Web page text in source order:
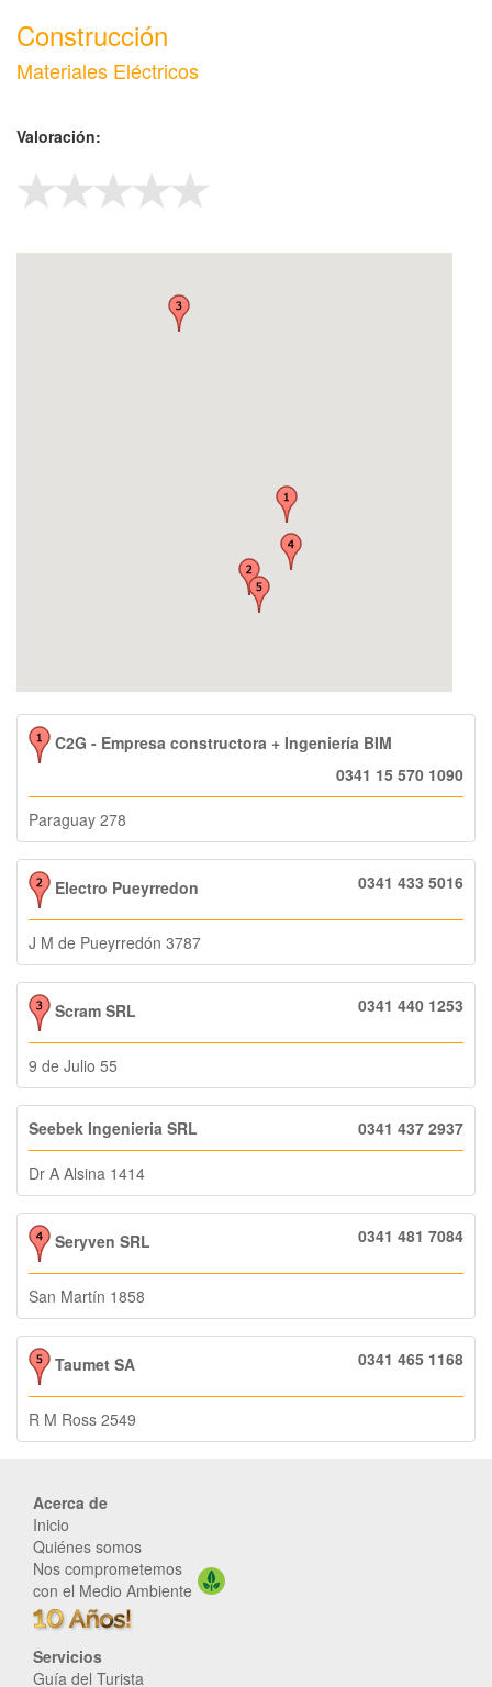
Construcción
Materiales Eléctricos
Valoración:
C2G - Empresa constructora + Ingeniería BIM
0341 15 570 1090
Paraguay 278
Electro Pueyrredon 0341 433 5016
J M de Pueyrredón 3787
Scram SRL 0341 440 1253
9 de Julio 55
Seebek Ingenieria SRL 0341 437 2937
Dr A Alsina 1414
Seryven SRL 0341 481 7084
San Martín 1858
Taumet SA 0341 465 1168
R M Ross 2549
Acerca de
Inicio
Quiénes somos
Nos comprometemos
con el Medio Ambiente
Servicios
Guía del Turista